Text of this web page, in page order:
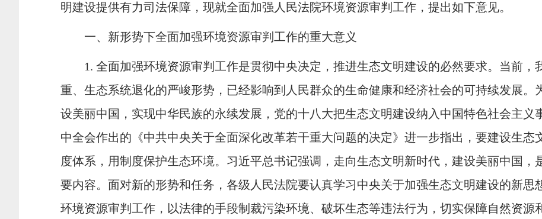
明建设提供有力司法保障，现就全面加强人民法院环境资源审判工作，提出如下意见。
一、新形势下全面加强环境资源审判工作的重大意义
1. 全面加强环境资源审判工作是贯彻中央决定，推进生态文明建设的必然要求。当前，
重、生态系统退化的严峻形势，已经影响到人民群众的生命健康和经济社会的可持续发展。
设美丽中国，实现中华民族的永续发展，党的十八大把生态文明建设纳入中国特色社会主义
中全会作出的《中共中央关于全面深化改革若干重大问题的决定》进一步指出，要建设生态
度体系，用制度保护生态环境。习近平总书记强调，走向生态文明新时代，建设美丽中国，
要内容。面对新的形势和任务，各级人民法院要认真学习中央关于加强生态文明建设的新思
环境资源审判工作，以法律的手段制裁污染环境、破坏生态等违法行为，切实保障自然资源